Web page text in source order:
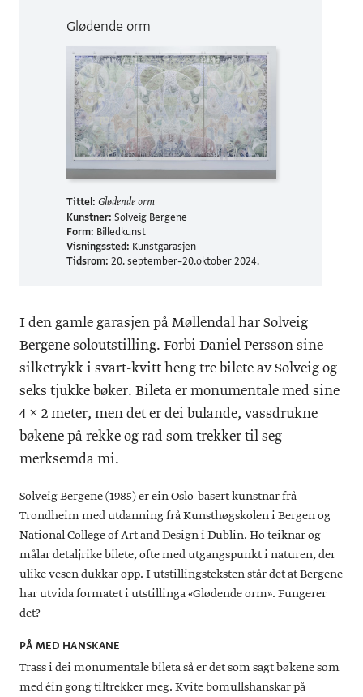
Glødende orm
Tittel: Glødende orm
Kunstner: Solveig Bergene
Form: Billedkunst
Visningssted: Kunstgarasjen
Tidsrom: 20. september–20.oktober 2024.
I den gamle garasjen på Møllendal har Solveig
Bergene soloutstilling. Forbi Daniel Persson sine
silketrykk i svart-kvitt heng tre bilete av Solveig og
seks tjukke bøker. Bileta er monumentale med sine
4 × 2 meter, men det er dei bulande, vassdrukne
bøkene på rekke og rad som trekker til seg
merksemda mi.
Solveig Bergene (1985) er ein Oslo-basert kunstnar frå
Trondheim med utdanning frå Kunsthøgskolen i Bergen og
National College of Art and Design i Dublin. Ho teiknar og
målar detaljrike bilete, ofte med utgangspunkt i naturen, der
ulike vesen dukkar opp. I utstillingsteksten står det at Bergene
har utvida formatet i utstillinga «Glødende orm». Fungerer
det?
PÅ MED HANSKANE
Trass i dei monumentale bileta så er det som sagt bøkene som
med éin gong tiltrekker meg. Kvite bomullshanskar på